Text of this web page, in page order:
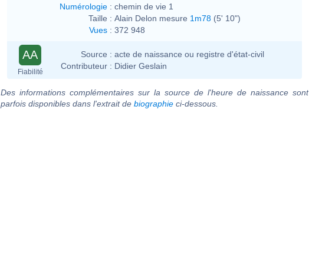
Numérologie : chemin de vie 1
Taille : Alain Delon mesure 1m78 (5' 10")
Vues : 372 948
AA
Fiabilité
Source : acte de naissance ou registre d'état-civil
Contributeur : Didier Geslain
Des informations complémentaires sur la source de l'heure de naissance sont
parfois disponibles dans l'extrait de biographie ci-dessous.